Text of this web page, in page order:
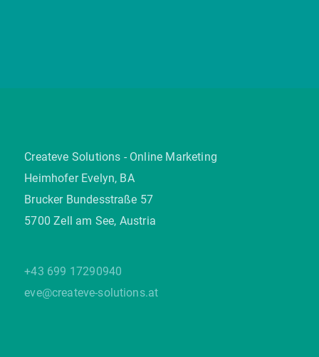
Createve Solutions - Online Marketing
Heimhofer Evelyn, BA
Brucker Bundesstraße 57
5700 Zell am See, Austria
+43 699 17290940
eve@createve-solutions.at